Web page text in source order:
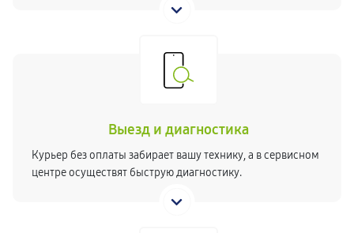
Выезд и диагностика
Курьер без оплаты забирает вашу технику, а в сервисном
центре осуществят быструю диагностику.